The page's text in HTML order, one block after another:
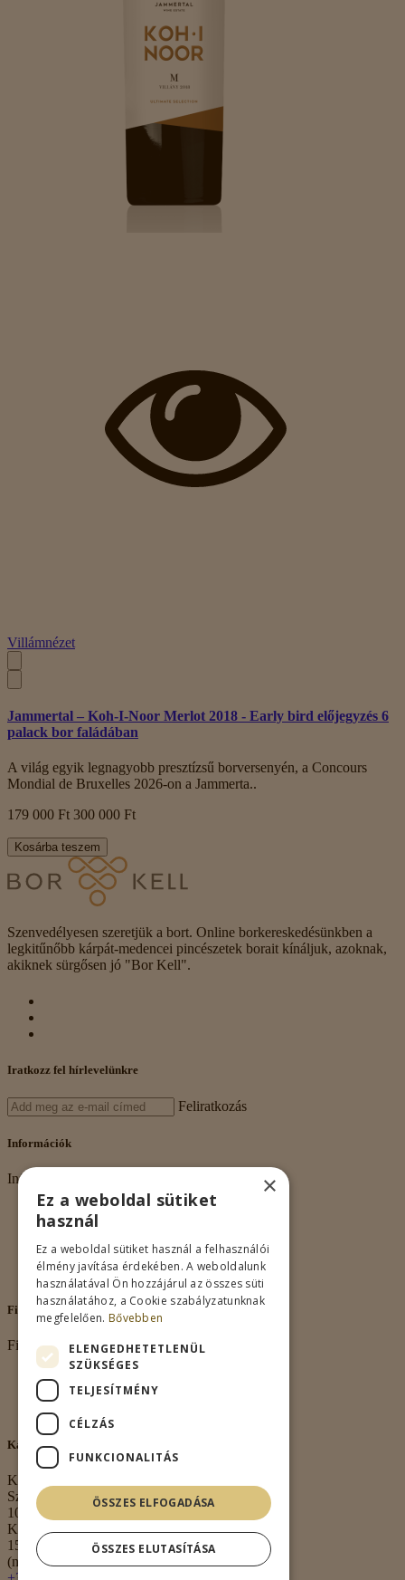
Villámnézet
Jammertal – Koh-I-Noor Merlot 2018 - Early bird előjegyzés 6
palack bor faládában
A világ egyik legnagyobb presztízsű borversenyén, a Concours
Mondial de Bruxelles 2026-on a Jammerta..
179 000 Ft 300 000 Ft
Kosárba teszem
Szenvedélyesen szeretjük a bort. Online borkereskedésünkben a
legkitűnőbb kárpát-medencei pincészetek borait kínáljuk, azoknak,
akiknek sürgősen jó "Bor Kell".
Iratkozz fel hírlevelünkre
Feliratkozás
Információk
Információk
Rólunk
Adatkezelés
Vásárlási feltételek
Nagykereskedelem
Kapcsolat
Fiókom
Fiókom
Fiókom
Rendeléseim
Kívánságlista
Kapcsolat
Kapcsolat
Székhely:
1063 Budapest,
Kmety György u.
15. 3. em. 1.
(nem átvételi pont)
×
Ez a weboldal sütiket
használ
Ez a weboldal sütiket használ a felhasználói
élmény javítása érdekében. A weboldalunk
használatával Ön hozzájárul az összes süti
használatához, a Cookie szabályzatunknak
megfelelően. Bővebben
ELENGEDHETETLENÜL
SZÜKSÉGES
TELJESÍTMÉNY
CÉLZÁS
FUNKCIONALITÁS
ÖSSZES ELFOGADÁSA
ÖSSZES ELUTASÍTÁSA